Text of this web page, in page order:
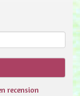
recension